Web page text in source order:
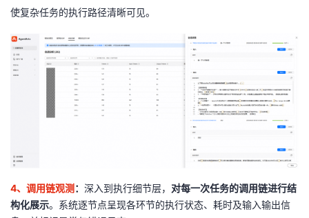
使复杂任务的执行路径清晰可见。
4、调用链观测 ： 深入到执行细节层， 对每一次任务的调用链进行结
构化展示。系统逐节点呈现各环节的执行状态、耗时及输入输出信